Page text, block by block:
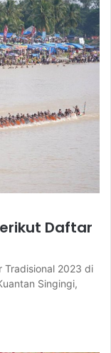
Daftar
Tradisional 2023 di
Singingi,